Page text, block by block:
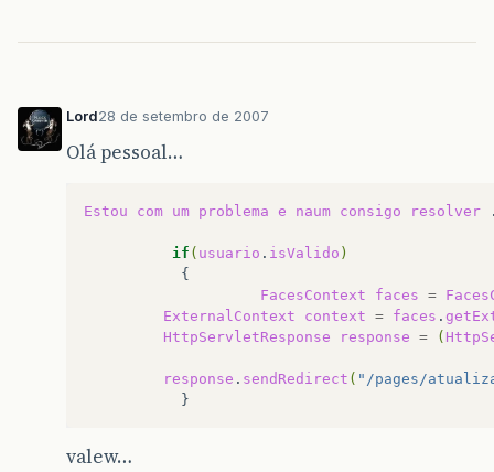
Lord28 de setembro de 2007
Olá pessoal…
Estou com um problema e naum consigo resolver
if ( usuario . isValido )
FacesContext
faces =
ExternalContext
context = faces .
HttpServletResponse
response = (
response . sendRedirect ( "/pages/
valew…